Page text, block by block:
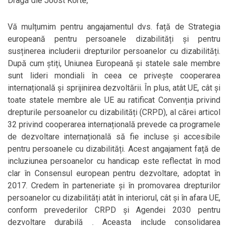
Vă mulțumim pentru angajamentul dvs. față de Strategia
europeană pentru persoanele dizabilități și pentru
susținerea includerii drepturilor persoanelor cu dizabilități.
După cum știți, Uniunea Europeană și statele sale membre
sunt lideri mondiali în ceea ce privește cooperarea
internațională și sprijinirea dezvoltării. În plus, atât UE, cât și
toate statele membre ale UE au ratificat Convenția privind
drepturile persoanelor cu dizabilități (CRPD), al cărei articol
32 privind cooperarea internațională prevede ca programele
de dezvoltare internațională să fie incluse și accesibile
pentru persoanele cu dizabilități. Acest angajament față de
incluziunea persoanelor cu handicap este reflectat în mod
clar în Consensul european pentru dezvoltare, adoptat în
2017. Credem în parteneriate și în promovarea drepturilor
persoanelor cu dizabilități atât în interiorul, cât și în afara UE,
conform prevederilor CRPD și Agendei 2030 pentru
dezvoltare durabilă . Aceasta include consolidarea